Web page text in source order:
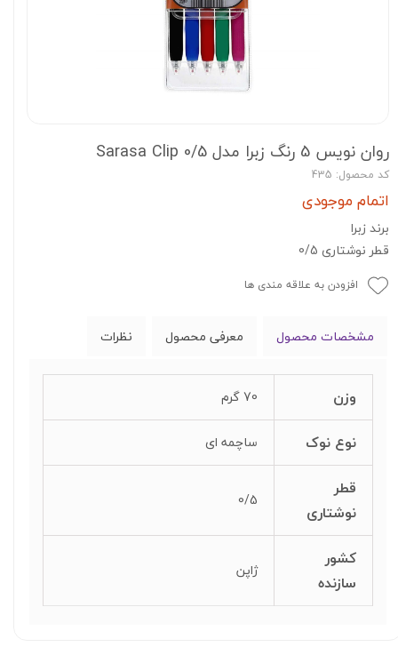
روان نویس 5 رنگ زبرا مدل Sarasa Clip 0/5
کد محصول: 435
اتمام موجودی
برند زبرا
قطر نوشتاری 0/5
افزودن به علاقه مندی ها
مشخصات محصول معرفی محصول نظرات
وزن 70 گرم
نوع نوک ساچمه ای
قطر
نوشتاری
0/5
کشور
سازنده
ژاپن